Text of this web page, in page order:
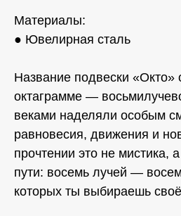
Материалы:
● Ювелирная сталь
Название подвески «Oкто»
октаграмме —
веками наделяли особым
равновесия, движения и
прочтении это не мистика,
пути: восемь лучей —
которых ты выбираешь